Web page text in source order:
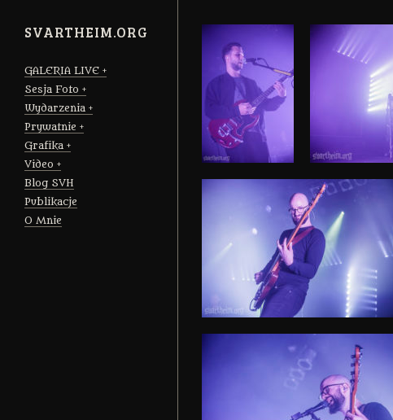
SVARTHEIM.ORG
GALERIA LIVE
Sesja Foto
Wydarzenia
Prywatnie
Grafika
Video
Blog SVH
Publikacje
O Mnie